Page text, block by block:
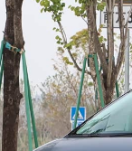
深证成指